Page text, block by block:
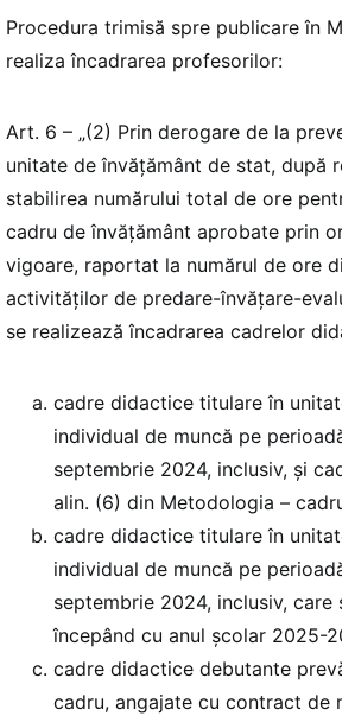
Procedura trimisă spre publicare în
realiza încadrarea profesorilor:
Art. 6 – „(2) Prin derogare de la
unitate de învăţământ de stat, după
stabilirea numărului total de ore
cadru de învăţământ aprobate prin
vigoare, raportat la numărul de ore
activităților de predare-învăţare-
se realizează încadrarea cadrelor
cadre didactice titulare în
individual de muncă pe
septembrie 2024, inclusiv, şi
alin. (6) din Metodologia –
cadre didactice titulare în
individual de muncă pe
septembrie 2024, inclusiv,
începând cu anul şcolar 2025-
cadre didactice debutante
cadru, angajate cu contract de